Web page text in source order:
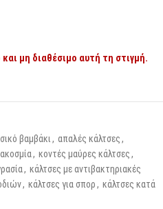
μη διαθέσιμο αυτή τη στιγμή.
βαμβάκι, απαλές κάλτσες,
, κοντές μαύρες κάλτσες,
, κάλτσες με αντιβακτηριακές
, κάλτσες για σπορ, κάλτσες κατά